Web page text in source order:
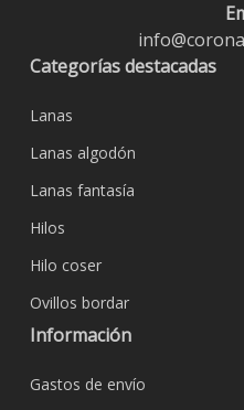
Categorías destacadas
Lanas
Lanas algodón
Lanas fantasía
Hilos
Hilo coser
Ovillos bordar
Información
Gastos de envío